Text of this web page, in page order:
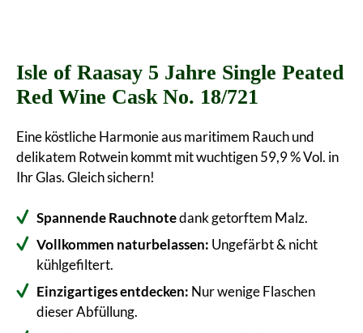
Isle of Raasay 5 Jahre Single Peated
Red Wine Cask No. 18/721
Eine köstliche Harmonie aus maritimem Rauch und
delikatem Rotwein kommt mit wuchtigen 59,9 % Vol. in
Ihr Glas. Gleich sichern!
Spannende Rauchnotedank getorftem Malz.
Vollkommen naturbelassen: Ungefärbt & nicht
kühlgefiltert.
Einzigartiges entdecken: Nur wenige Flaschen
dieser Abfüllung.